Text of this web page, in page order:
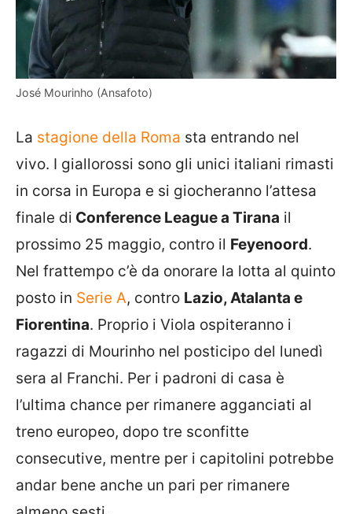
José Mourinho (Ansafoto)
La stagione della Roma sta entrando nel
vivo. I giallorossi sono gli unici italiani rimasti
in corsa in Europa e si giocheranno l’attesa
finale di Conference League a Tirana il
prossimo 25 maggio, contro il Feyenoord.
Nel frattempo c’è da onorare la lotta al quinto
posto in Serie A, contro Lazio, Atalanta e
Fiorentina. Proprio i Viola ospiteranno i
ragazzi di Mourinho nel posticipo del lunedì
sera al Franchi. Per i padroni di casa è
l’ultima chance per rimanere agganciati al
treno europeo, dopo tre sconfitte
consecutive, mentre per i capitolini potrebbe
andar bene anche un pari per rimanere